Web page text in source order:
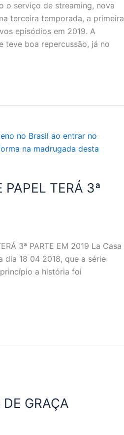
o serviço de streaming, nova
terceira temporada, a primeira
episódios em 2019. A
teve boa repercussão, já no
TERÁ 3ª
3ª PARTE EM 2019 La Casa
18 04 2018, que a série
a história foi
GRAÇA